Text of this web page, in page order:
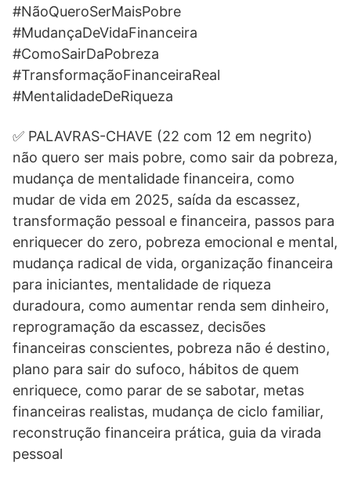
#NãoQueroSerMaisPobre
#MudançaDeVidaFinanceira
#ComoSairDaPobreza
#TransformaçãoFinanceiraReal
#MentalidadeDeRiqueza
✅ PALAVRAS-CHAVE (22 com 12 em negrito)
não quero ser mais pobre, como sair da pobreza,
mudança de mentalidade financeira, como
mudar de vida em 2025, saída da escassez,
transformação pessoal e financeira, passos para
enriquecer do zero, pobreza emocional e mental,
mudança radical de vida, organização financeira
para iniciantes, mentalidade de riqueza
duradoura, como aumentar renda sem dinheiro,
reprogramação da escassez, decisões
financeiras conscientes, pobreza não é destino,
plano para sair do sufoco, hábitos de quem
enriquece, como parar de se sabotar, metas
financeiras realistas, mudança de ciclo familiar,
reconstrução financeira prática, guia da virada
pessoal